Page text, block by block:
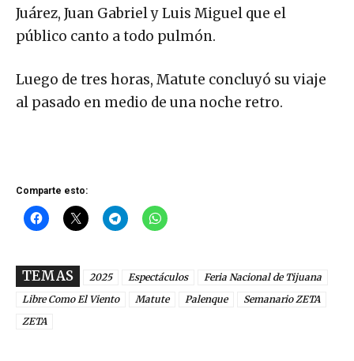
Juárez, Juan Gabriel y Luis Miguel que el
público canto a todo pulmón.
Luego de tres horas, Matute concluyó su viaje
al pasado en medio de una noche retro.
Comparte esto:
TEMAS 2025 Espectáculos
Feria Nacional de Tijuana
Libre Como El Viento
Matute Palenque
Semanario ZETA
ZETA